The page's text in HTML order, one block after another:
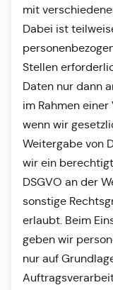
mit
Dabei ist
Stellen
Daten nur dann
im Rahmen
wenn wir
Weitergabe von
wir ein
DSGVO an der
sonstige
erlaubt. Beim
geben wir
nur auf